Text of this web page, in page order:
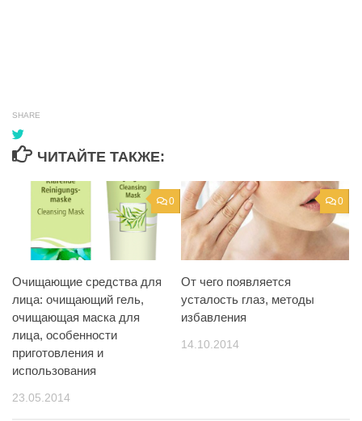
SHARE
ЧИТАЙТЕ ТАКЖЕ:
0
Очищающие средства для
лица: очищающий гель,
очищающая маска для
лица, особенности
приготовления и
использования
23.05.2014
0
От чего появляется
усталость глаз, методы
избавления
14.10.2014